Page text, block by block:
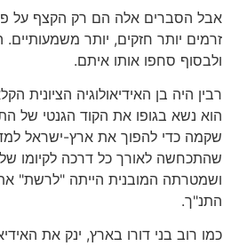
אבל הסברים אלה הם רק הקצף על
זרמים יותר חזקים, יותר
ולבסוף סחפו אותו איתם.
רבין היה בן האידיאולוגיה הציונית
הוא נשא בגופו את הקוד הגנטי של
שקמה כדי להפוך את ארץ-ישראל
שהתכחשה לאורך כל דרכה לקיומו
ושמטרתה המובנית הייתה "לרשת"
התנ"ך.
כמו רוב בני דורו בארץ, ינק את